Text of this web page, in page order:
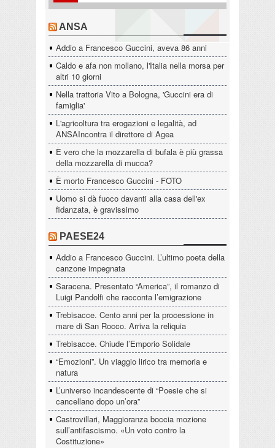
ANSA
Addio a Francesco Guccini, aveva 86 anni
Caldo e afa non mollano, l'Italia nella morsa per
altri 10 giorni
Nella trattoria Vito a Bologna, 'Guccini era di
famiglia'
L'agricoltura tra erogazioni e legalità, ad
ANSAIncontra il direttore di Agea
È vero che la mozzarella di bufala è più grassa
della mozzarella di mucca?
È morto Francesco Guccini - FOTO
Uomo si dà fuoco davanti alla casa dell'ex
fidanzata, è gravissimo
PAESE24
Addio a Francesco Guccini. L’ultimo poeta della
canzone impegnata
Saracena. Presentato “America”, il romanzo di
Luigi Pandolfi che racconta l’emigrazione
Trebisacce. Cento anni per la processione in
mare di San Rocco. Arriva la reliquia
Trebisacce. Chiude l’Emporio Solidale
“Emozioni”. Un viaggio lirico tra memoria e
natura
L’universo incandescente di “Poesie che si
cancellano dopo un’ora”
Castrovillari, Maggioranza boccia mozione
sull’antifascismo. «Un voto contro la
Costituzione»